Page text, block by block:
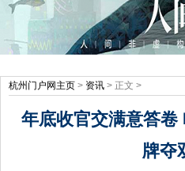
杭州门户网主页 > 资讯 > 正文 >
年底收官交满意答卷
牌夺